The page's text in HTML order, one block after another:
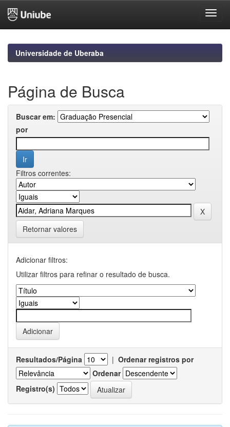
navigationUniversidade de Uberaba
Página de Busca
Buscar em:
por
Filtros correntes:
Retornar valores
Adicionar filtros:
Utilizar filtros para refinar o resultado de busca.
Resultados/Página | Ordenar registros por
Ordenar
Registro(s)